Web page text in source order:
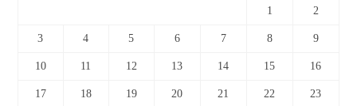
1 2
3 4 5 6 7 8 9
10 11 12 13 14 15 16
17 18 19 20 21 22 23